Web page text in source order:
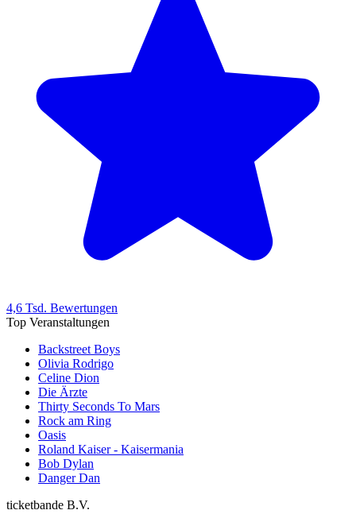
4,6 Tsd. Bewertungen
Top Veranstaltungen
Backstreet Boys
Olivia Rodrigo
Celine Dion
Die Ärzte
Thirty Seconds To Mars
Rock am Ring
Oasis
Roland Kaiser - Kaisermania
Bob Dylan
Danger Dan
ticketbande B.V.